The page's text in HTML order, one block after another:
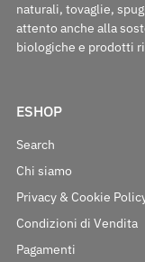
naturali, tovaglie,
attento anche alla
biologiche e prodotti
ESHOP
Search
Chi siamo
Privacy & Cookie
Condizioni di Vendita
Pagamenti